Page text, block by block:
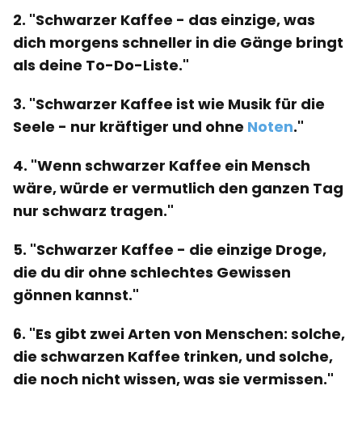
2. "Schwarzer Kaffee - das einzige, was
dich morgens schneller in die Gänge bringt
als deine To-Do-Liste."
3. "Schwarzer Kaffee ist wie Musik für die
Seele - nur kräftiger und ohne Noten."
4. "Wenn schwarzer Kaffee ein Mensch
wäre, würde er vermutlich den ganzen Tag
nur schwarz tragen."
5. "Schwarzer Kaffee - die einzige Droge,
die du dir ohne schlechtes Gewissen
gönnen kannst."
6. "Es gibt zwei Arten von Menschen: solche,
die schwarzen Kaffee trinken, und solche,
die noch nicht wissen, was sie vermissen."